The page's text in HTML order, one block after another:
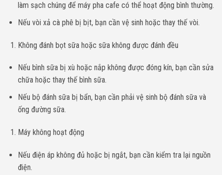
làm sạch chúng để máy pha cafe có thể hoạt động bình thường.
Nếu vòi xả cà phê bị bịt, bạn cần vệ sinh hoặc thay thế vòi.
Không đánh bọt sữa hoặc sữa không được đánh đều
Nếu bình sữa bị xù hoặc nắp không được đóng kín, bạn cần sửa
chữa hoặc thay thế bình sữa.
Nếu bộ đánh sữa bị bẩn, bạn cần phải vệ sinh bộ đánh sữa và
ống đường sữa.
Máy không hoạt động
Nếu điện áp không đủ hoặc bị ngắt, bạn cần kiểm tra lại nguồn
điện.